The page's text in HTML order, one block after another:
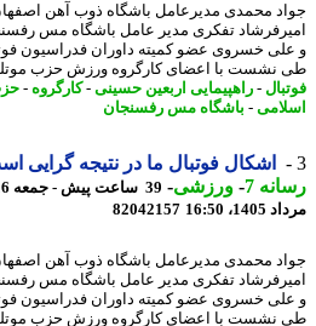
محمدی مدیرعامل باشگاه ذوب آهن اصفهان،
تفکری مدیر عامل باشگاه مس رفسنجان
خسروی عضو کمیته داوران فدراسیون فوتبال
با اعضای کارگروه ورزش حزب موتلفه
-راهپیمایی اربعین حسینی-کارگروه- حزب
-باشگاه مس رفسنجان
اشکال فوتبال ما در نتیجه گرایی است
7
-ورزشی-
39 ساعت پیش - جمعه 16
16:50
82042157
محمدی مدیرعامل باشگاه ذوب آهن اصفهان،
تفکری مدیر عامل باشگاه مس رفسنجان
خسروی عضو کمیته داوران فدراسیون فوتبال
با اعضای کارگروه ورزش حزب موتلفه